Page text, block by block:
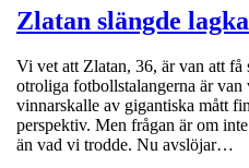
Zlatan slängde
Vi vet att Zlatan, 36, är van att
otroliga fotbollstalangerna är
vinnarskalle av gigantiska mått
perspektiv. Men frågan är om
än vad vi trodde. Nu avslöjar…